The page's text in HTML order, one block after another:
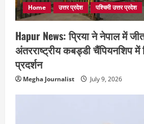
Home उत्तर प्रदेश पश्चिमी उत्तर प्रदेश
Hapur News: प्रिया ने नेपाल में
अंतरराष्ट्रीय कबड्डी चैंपियनशिप में
प्रदर्शन
Megha Journalist July 9, 2026